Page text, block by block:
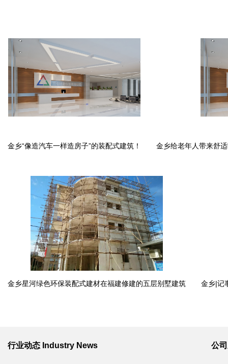
金乡“像造汽车一样造房子”的装配式建筑！ 金乡给老年人带来舒
金乡星河绿色环保装配式建材在福建修建的五层别墅建筑 金乡|记
行业动态 Industry News 公